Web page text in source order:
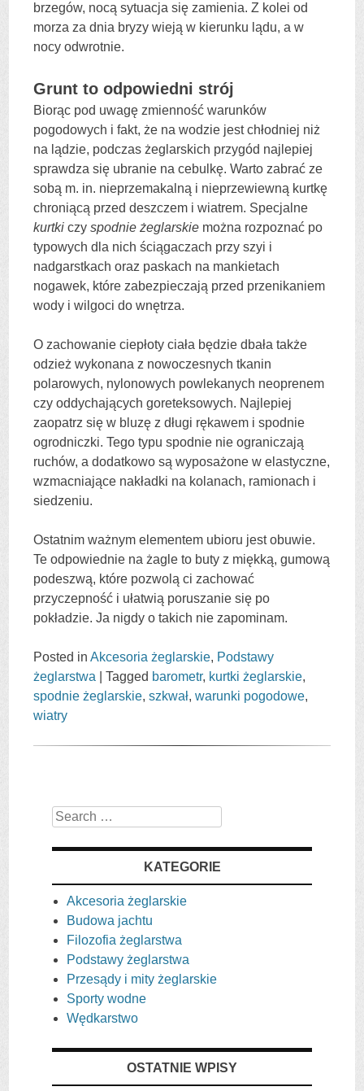
brzegów, nocą sytuacja się zamienia. Z kolei od
morza za dnia bryzy wieją w kierunku lądu, a w
nocy odwrotnie.
Grunt to odpowiedni strój
Biorąc pod uwagę zmienność warunków
pogodowych i fakt, że na wodzie jest chłodniej niż
na lądzie, podczas żeglarskich przygód najlepiej
sprawdza się ubranie na cebulkę. Warto zabrać ze
sobą m. in. nieprzemakalną i nieprzewiewną kurtkę
chroniącą przed deszczem i wiatrem. Specjalne
kurtki czyspodnie żeglarskie można rozpoznać po
typowych dla nich ściągaczach przy szyi i
nadgarstkach oraz paskach na mankietach
nogawek, które zabezpieczają przed przenikaniem
wody i wilgoci do wnętrza.
O zachowanie ciepłoty ciała będzie dbała także
odzież wykonana z nowoczesnych tkanin
polarowych, nylonowych powlekanych neoprenem
czy oddychających goreteksowych. Najlepiej
zaopatrz się w bluzę z długi rękawem i spodnie
ogrodniczki. Tego typu spodnie nie ograniczają
ruchów, a dodatkowo są wyposażone w elastyczne,
wzmacniające nakładki na kolanach, ramionach i
siedzeniu.
Ostatnim ważnym elementem ubioru jest obuwie.
Te odpowiednie na żagle to buty z miękką, gumową
podeszwą, które pozwolą ci zachować
przyczepność i ułatwią poruszanie się po
pokładzie. Ja nigdy o takich nie zapominam.
Posted inAkcesoria żeglarskie, Podstawy
żeglarstwa
|Tagged barometr, kurtki żeglarskie,
spodnie żeglarskie,szkwał,warunki pogodowe,
wiatry
Search
KATEGORIE
Akcesoria żeglarskie
Budowa jachtu
Filozofia żeglarstwa
Podstawy żeglarstwa
Przesądy i mity żeglarskie
Sporty wodne
Wędkarstwo
OSTATNIE WPISY